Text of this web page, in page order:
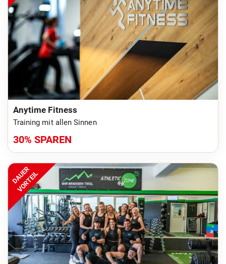
Anytime Fitness
Training mit allen Sinnen
30% SPAREN
DAUER
VORTEIL